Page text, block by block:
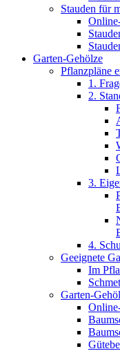
Stauden für
Garten-Gehölze
Pflanzpläne
1.
2.
3.
4.
Geeignete
Im
Garten-